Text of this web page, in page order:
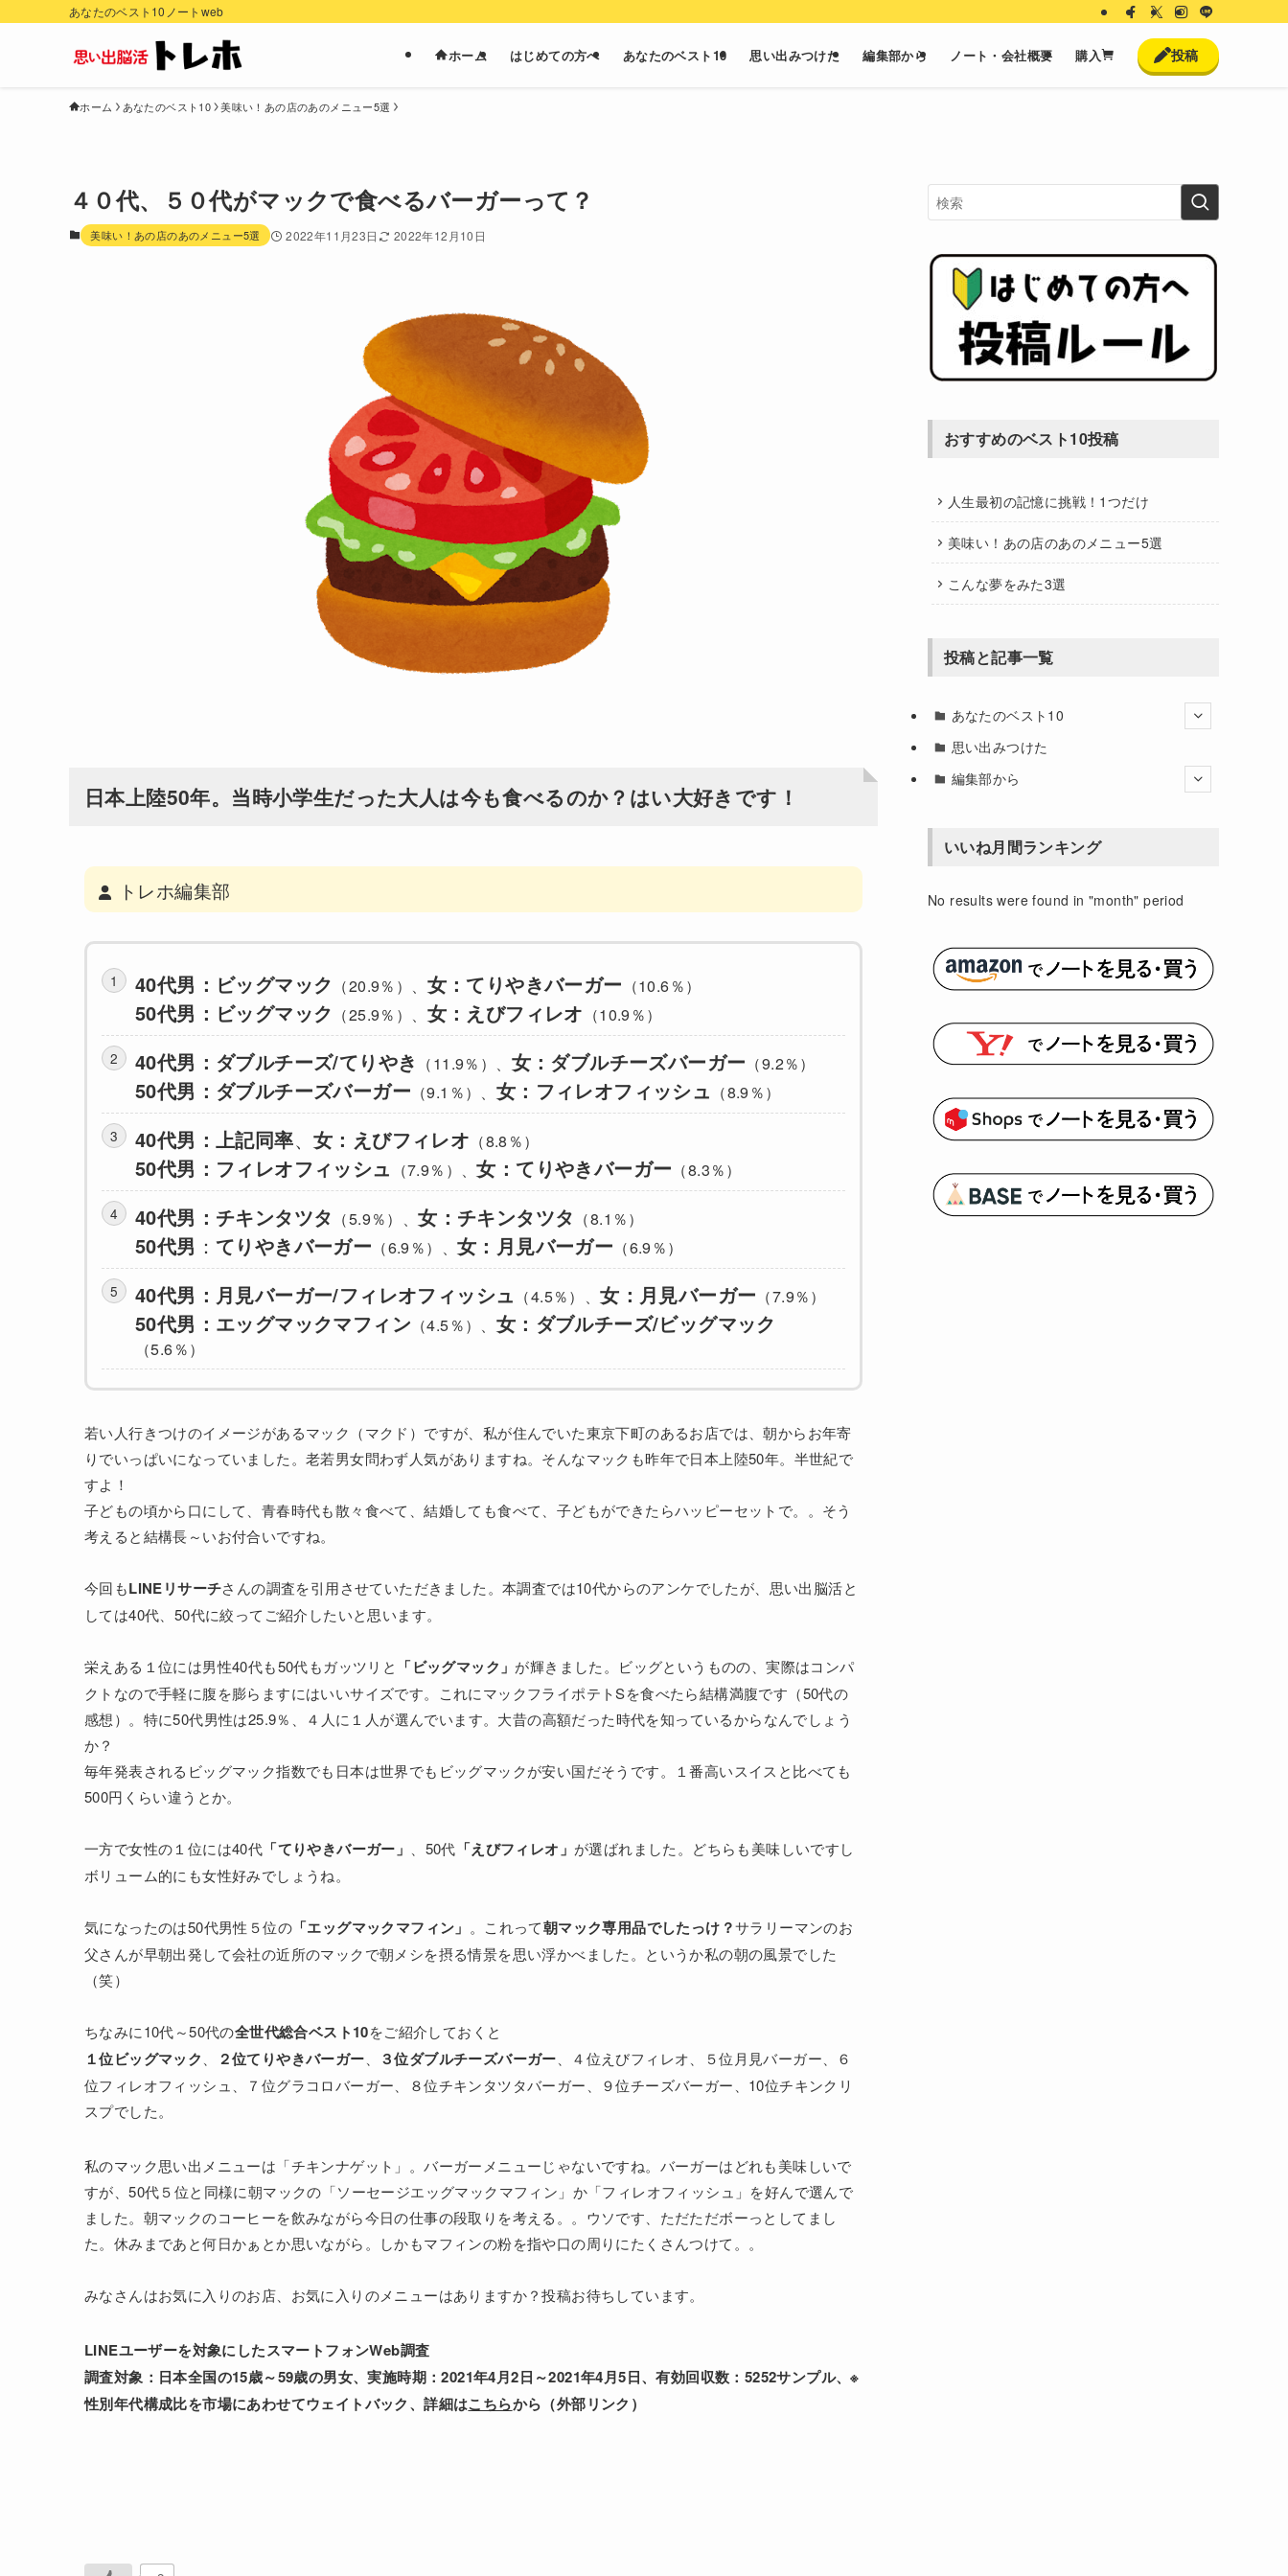
あなたのベスト10ノートweb
ホーム はじめての方へ あなたのベスト10 思い出みつけた 編集部から ノート・会社概要 購入 投稿
ホーム あなたのベスト10 美味い！あの店のあのメニュー5選
４０代、５０代がマックで食べるバーガーって？
美味い！あの店のあのメニュー5選 2022年11月23日 2022年12月10日
日本上陸50年。当時小学生だった大人は今も食べるのか？はい大好きです！
トレホ編集部
40代男：ビッグマック （20.9％）、 女：てりやきバーガー （10.6％）
50代男：ビッグマック （25.9％）、 女：えびフィレオ （10.9％）
40代男：ダブルチーズ/てりやき （11.9％）、 女：ダブルチーズバーガー （9.2％）
50代男：ダブルチーズバーガー （9.1％）、 女：フィレオフィッシュ （8.9％）
40代男：上記同率、女：えびフィレオ （8.8％）
50代男：フィレオフィッシュ （7.9％）、女：てりやきバーガー （8.3％）
40代男：チキンタツタ （5.9％）、女：チキンタツタ （8.1％）
50代男 ：てりやきバーガー （6.9％）、女：月見バーガー （6.9％）
40代男：月見バーガー/フィレオフィッシュ （4.5％）、女：月見バーガー （7.9％）
50代男：エッグマックマフィン （4.5％）、 女：ダブルチーズ/ビッグマック
（5.6％）
若い人行きつけのイメージがあるマック（マクド）ですが、私が住んでいた東京下町のあるお店では、朝からお年寄
りでいっぱいになっていました。老若男女問わず人気がありますね。そんなマックも昨年で日本上陸50年。半世紀で
すよ！
子どもの頃から口にして、青春時代も散々食べて、結婚しても食べて、子どもができたらハッピーセットで。。そう
考えると結構長～いお付合いですね。
今回もLINEリサーチさんの調査を引用させていただきました。本調査では10代からのアンケでしたが、思い出脳活と
しては40代、50代に絞ってご紹介したいと思います。
栄えある１位には男性40代も50代もガッツリと 「ビッグマック」 が輝きました。ビッグというものの、実際はコンパ
クトなので手軽に腹を膨らますにはいいサイズです。これにマックフライポテトSを食べたら結構満腹です（50代の
感想）。特に50代男性は25.9％、４人に１人が選んでいます。大昔の高額だった時代を知っているからなんでしょう
か？
毎年発表されるビッグマック指数でも日本は世界でもビッグマックが安い国だそうです。１番高いスイスと比べても
500円くらい違うとか。
一方で女性の１位には40代 「てりやきバーガー」 、50代 「えびフィレオ」 が選ばれました。どちらも美味しいですし
ボリューム的にも女性好みでしょうね。
気になったのは50代男性５位の 「エッグマックマフィン」 。これって朝マック専用品でしたっけ？サラリーマンのお
父さんが早朝出発して会社の近所のマックで朝メシを摂る情景を思い浮かべました。というか私の朝の風景でした
（笑）
ちなみに10代～50代の全世代総合ベスト10をご紹介しておくと
１位ビッグマック ２位てりやきバーガー ３位ダブルチーズバーガー 、４位えびフィレオ、５位月見バーガー、６
位フィレオフィッシュ、７位グラコロバーガー、８位チキンタツタバーガー、９位チーズバーガー、10位チキンクリ
スプでした。
私のマック思い出メニューは「チキンナゲット」。バーガーメニューじゃないですね。バーガーはどれも美味しいで
すが、50代５位と同様に朝マックの「ソーセージエッグマックマフィン」か「フィレオフィッシュ」を好んで選んで
ました。朝マックのコーヒーを飲みながら今日の仕事の段取りを考える。。ウソです、ただただボーっとしてまし
た。休みまであと何日かぁとか思いながら。しかもマフィンの粉を指や口の周りにたくさんつけて。。
みなさんはお気に入りのお店、お気に入りのメニューはありますか？投稿お待ちしています。
LINEユーザーを対象にしたスマートフォンWeb調査
調査対象：日本全国の15歳～59歳の男女、実施時期：2021年4月2日～2021年4月5日、有効回収数：5252サンプル、※
性別年代構成比を市場にあわせてウェイトバック、詳細はこちらから（外部リンク）
おすすめのベスト10投稿
人生最初の記憶に挑戦！1つだけ
美味い！あの店のあのメニュー5選
こんな夢をみた3選
投稿と記事一覧
あなたのベスト10
思い出みつけた
編集部から
いいね月間ランキング
No results were found in "month" period